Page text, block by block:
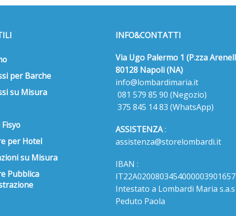
per Barche
su Misura
per Hotel
su Misura
Pubblica
INFO&CONTATTI
Via Ugo Palermo 1 (P.zza
80128 Napoli (NA)
info@lombardimaria.it
081 579 85 90 (Negozio)
375 845 14 83 (WhatsApp)
ASSISTENZA:
assistenza@storelombardi.it
IBAN :
IT22A0200803454000003901657
Intestato a Lombardi Maria
Peduto Paola